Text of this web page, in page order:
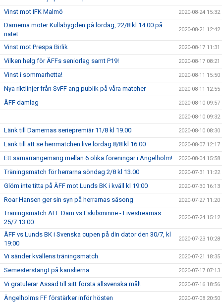
Vinst mot IFK Malmö 2020-08-24 15:32
Damerna möter Kullabygden på lördag, 22/8 kl 14.00 på
nätet
2020-08-21 12:42
Vinst mot Prespa Birlik 2020-08-17 11:31
Vilken helg för ÄFFs seniorlag samt P19! 2020-08-17 08:21
Vinst i sommarhetta! 2020-08-11 15:50
Nya riktlinjer från SvFF ang publik på våra matcher 2020-08-11 12:55
ÄFF damlag 2020-08-10 09:57
2020-08-10 09:32
Länk till Damernas seriepremiär 11/8 kl 19.00 2020-08-10 08:30
Länk till att se herrmatchen live lördag 8/8 kl 16.00 2020-08-07 12:17
Ett samarrangemang mellan 6 olika föreningar i Ängelholm! 2020-08-04 15:58
Träningsmatch för herrarna söndag 2/8 kl 13.00 2020-07-31 11:22
Glöm inte titta på ÄFF mot Lunds BK i kväll kl 19:00 2020-07-30 16:13
Roar Hansen ger sin syn på herrarnas säsong 2020-07-27 11:20
Träningsmatch ÄFF Dam vs Eskilsminne - Livestreamas
25/7 13:00
2020-07-24 15:12
ÄFF vs Lunds BK i Svenska cupen på din dator den 30/7, kl
19:00
2020-07-23 10:28
Vi sänder kvällens träningsmatch 2020-07-21 18:35
Semesterstängt på kanslierna 2020-07-17 07:13
Vi gratulerar Assad till sitt första allsvenska mål! 2020-07-16 18:56
Ängelholms FF förstärker inför hösten 2020-07-08 20:50